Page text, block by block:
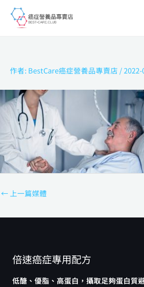
作者: BestCare癌症營養品專賣店 /
← 上一篇媒體
倍速癌症專用配方
低醣、優脂、高蛋白，攝取足夠蛋白質